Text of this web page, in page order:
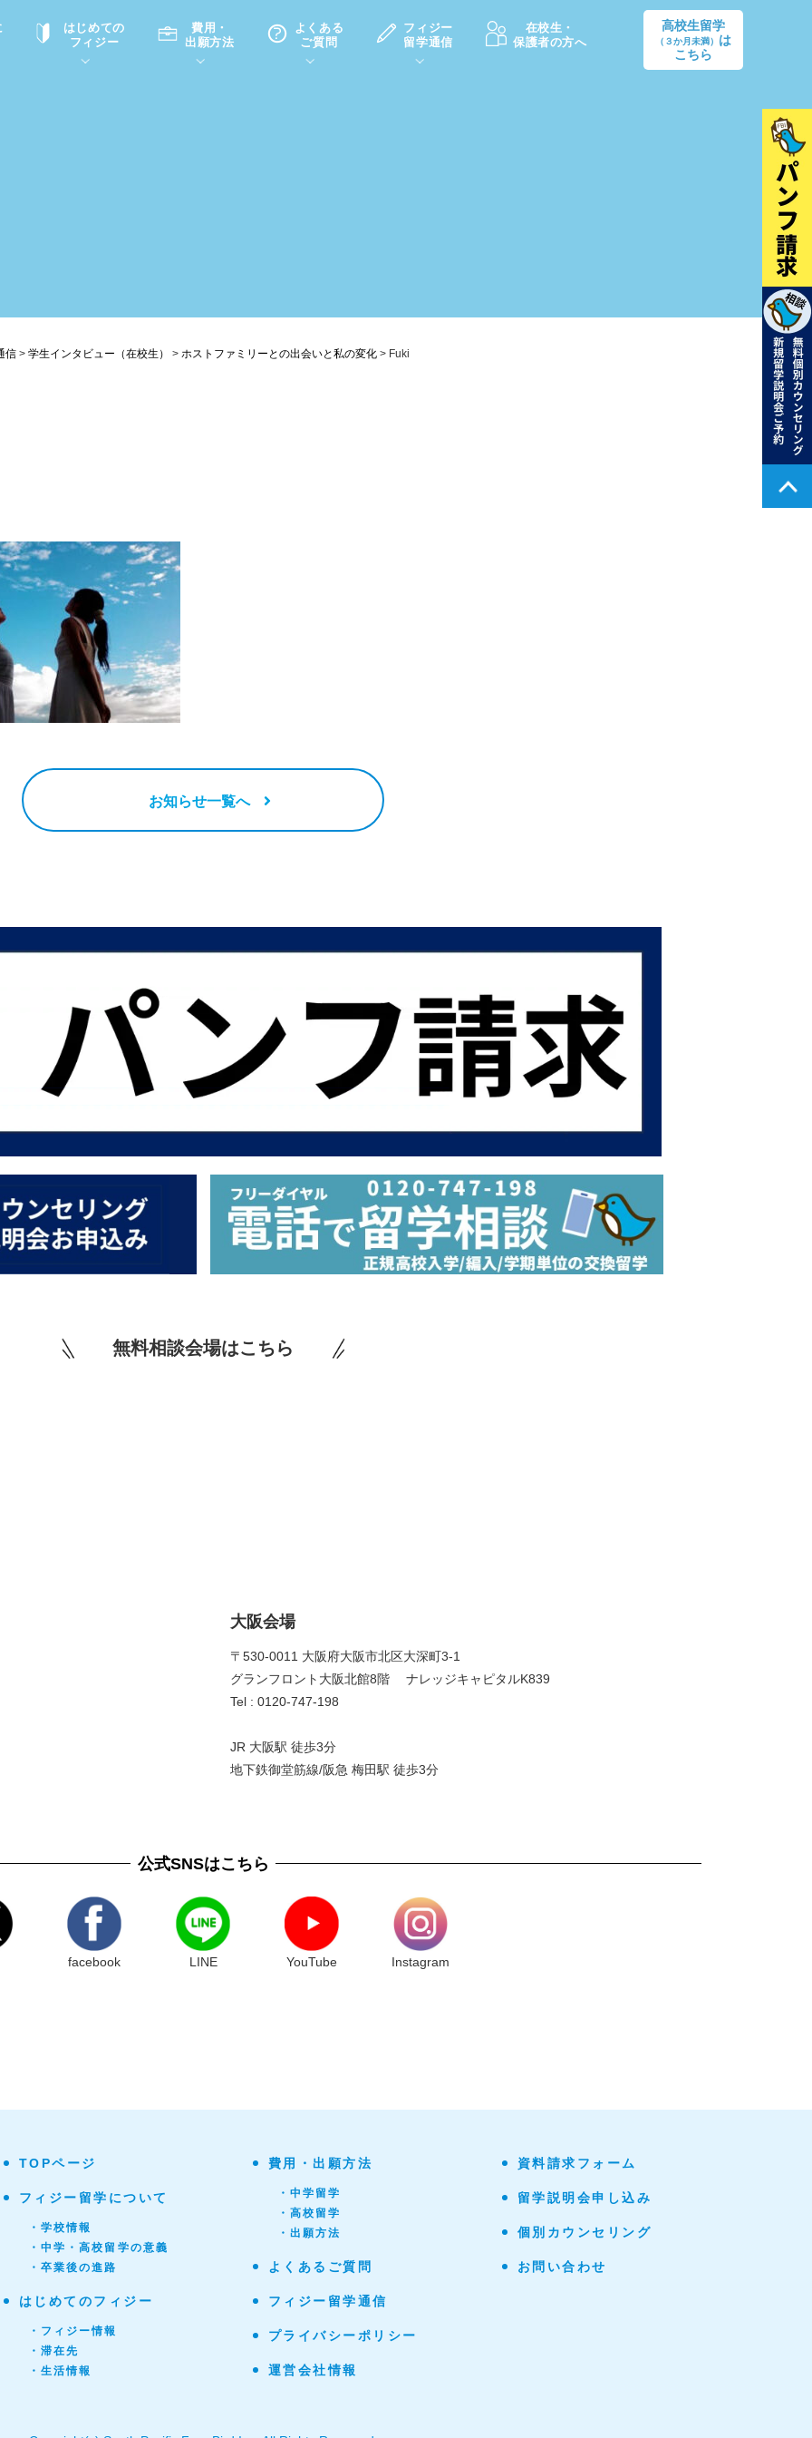
はじめての
フィジー
費用・
出願方法
よくある
ご質問
フィジー
留学通信
在校生・
保護者の方へ
高校生留学
（３か月未満）
は
こちら
信 > 学生インタビュー（在校生） > ホストファミリーとの出会いと私の変化 > Fuki
お知らせ一覧へ
無料相談会場はこちら
大阪会場
〒530-0011 大阪府大阪市北区大深町3-1
グランフロント大阪北館8階 ナレッジキャピタルK839
Tel : 0120-747-198
JR 大阪駅 徒歩3分
地下鉄御堂筋線/阪急 梅田駅 徒歩3分
公式SNSはこちら
facebook LINE YouTube Instagram
TOPページ
フィジー留学について
・学校情報
・中学・高校留学の意義
・卒業後の進路
はじめてのフィジー
・フィジー情報
・滞在先
・生活情報
費用・出願方法
・中学留学
・高校留学
・出願方法
よくあるご質問
フィジー留学通信
プライバシーポリシー
運営会社情報
資料請求フォーム
留学説明会申し込み
個別カウンセリング
お問い合わせ